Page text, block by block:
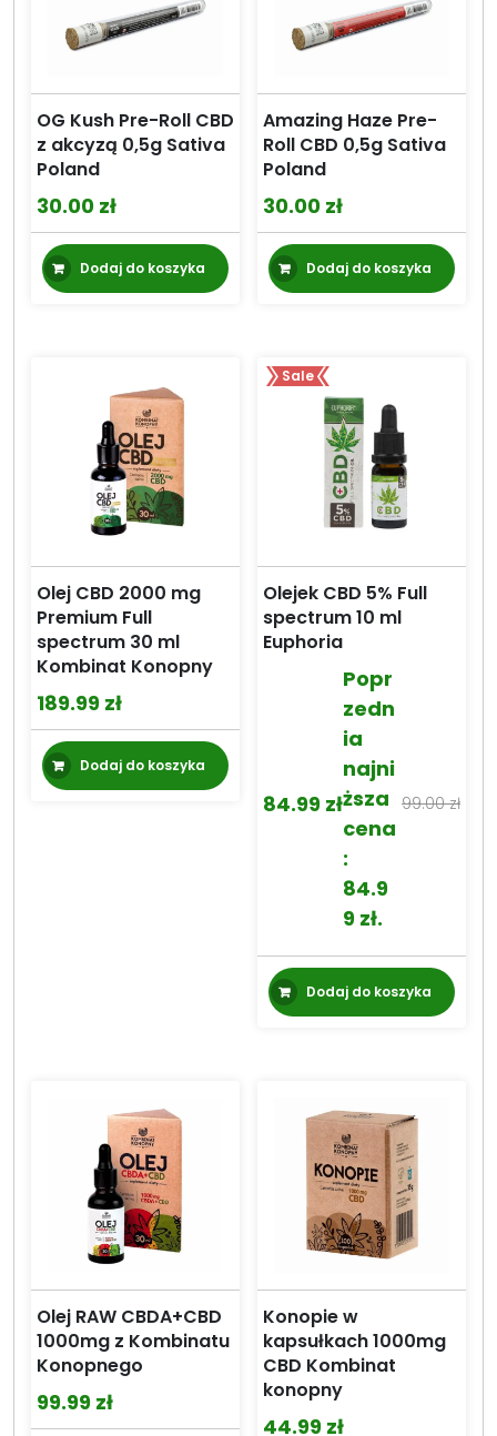
wybrać
produktu
OG Kush Pre-Roll CBD
z akcyzą 0,5g Sativa
Poland
30.00 zł
Dodaj do koszyka
Amazing Haze Pre-
Roll CBD 0,5g Sativa
Poland
30.00 zł
Dodaj do koszyka
Olej CBD 2000 mg
Premium Full
spectrum 30 ml
Kombinat Konopny
189.99 zł
Dodaj do koszyka
Sale
Olejek CBD 5% Full
spectrum 10 ml
Euphoria
99.00zł
Pierwotna
wynosiła:
99.00 zł.
84.99 zł
Aktualna
84.99 zł.
Popr
zedn
ia
najni
ższa
cena
:
84.9
9 zł.
Dodaj do koszyka
Olej RAW CBDA+CBD
1000mg z Kombinatu
Konopnego
99.99 zł
Konopie w
kapsułkach 1000mg
CBD Kombinat
konopny
44.99 zł